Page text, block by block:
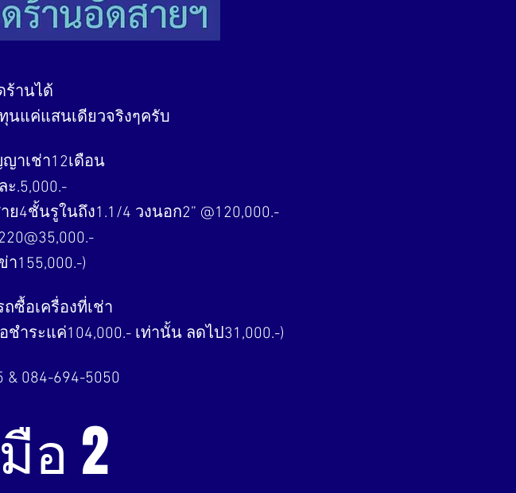
อ 2
ร้านได้
นแค่แสนเดียวจริงๆครับ
าเช่า12เดือน
ะ.5,000.-
4ชั้นรูในถึง1.1/4 วงนอก2” @120,000.-
155,000.-)
ซื้อเครื่องที่เช่า
ชำระแค่104,000.- เท่านั้น ลดไป31,000.-)
084-694-5050